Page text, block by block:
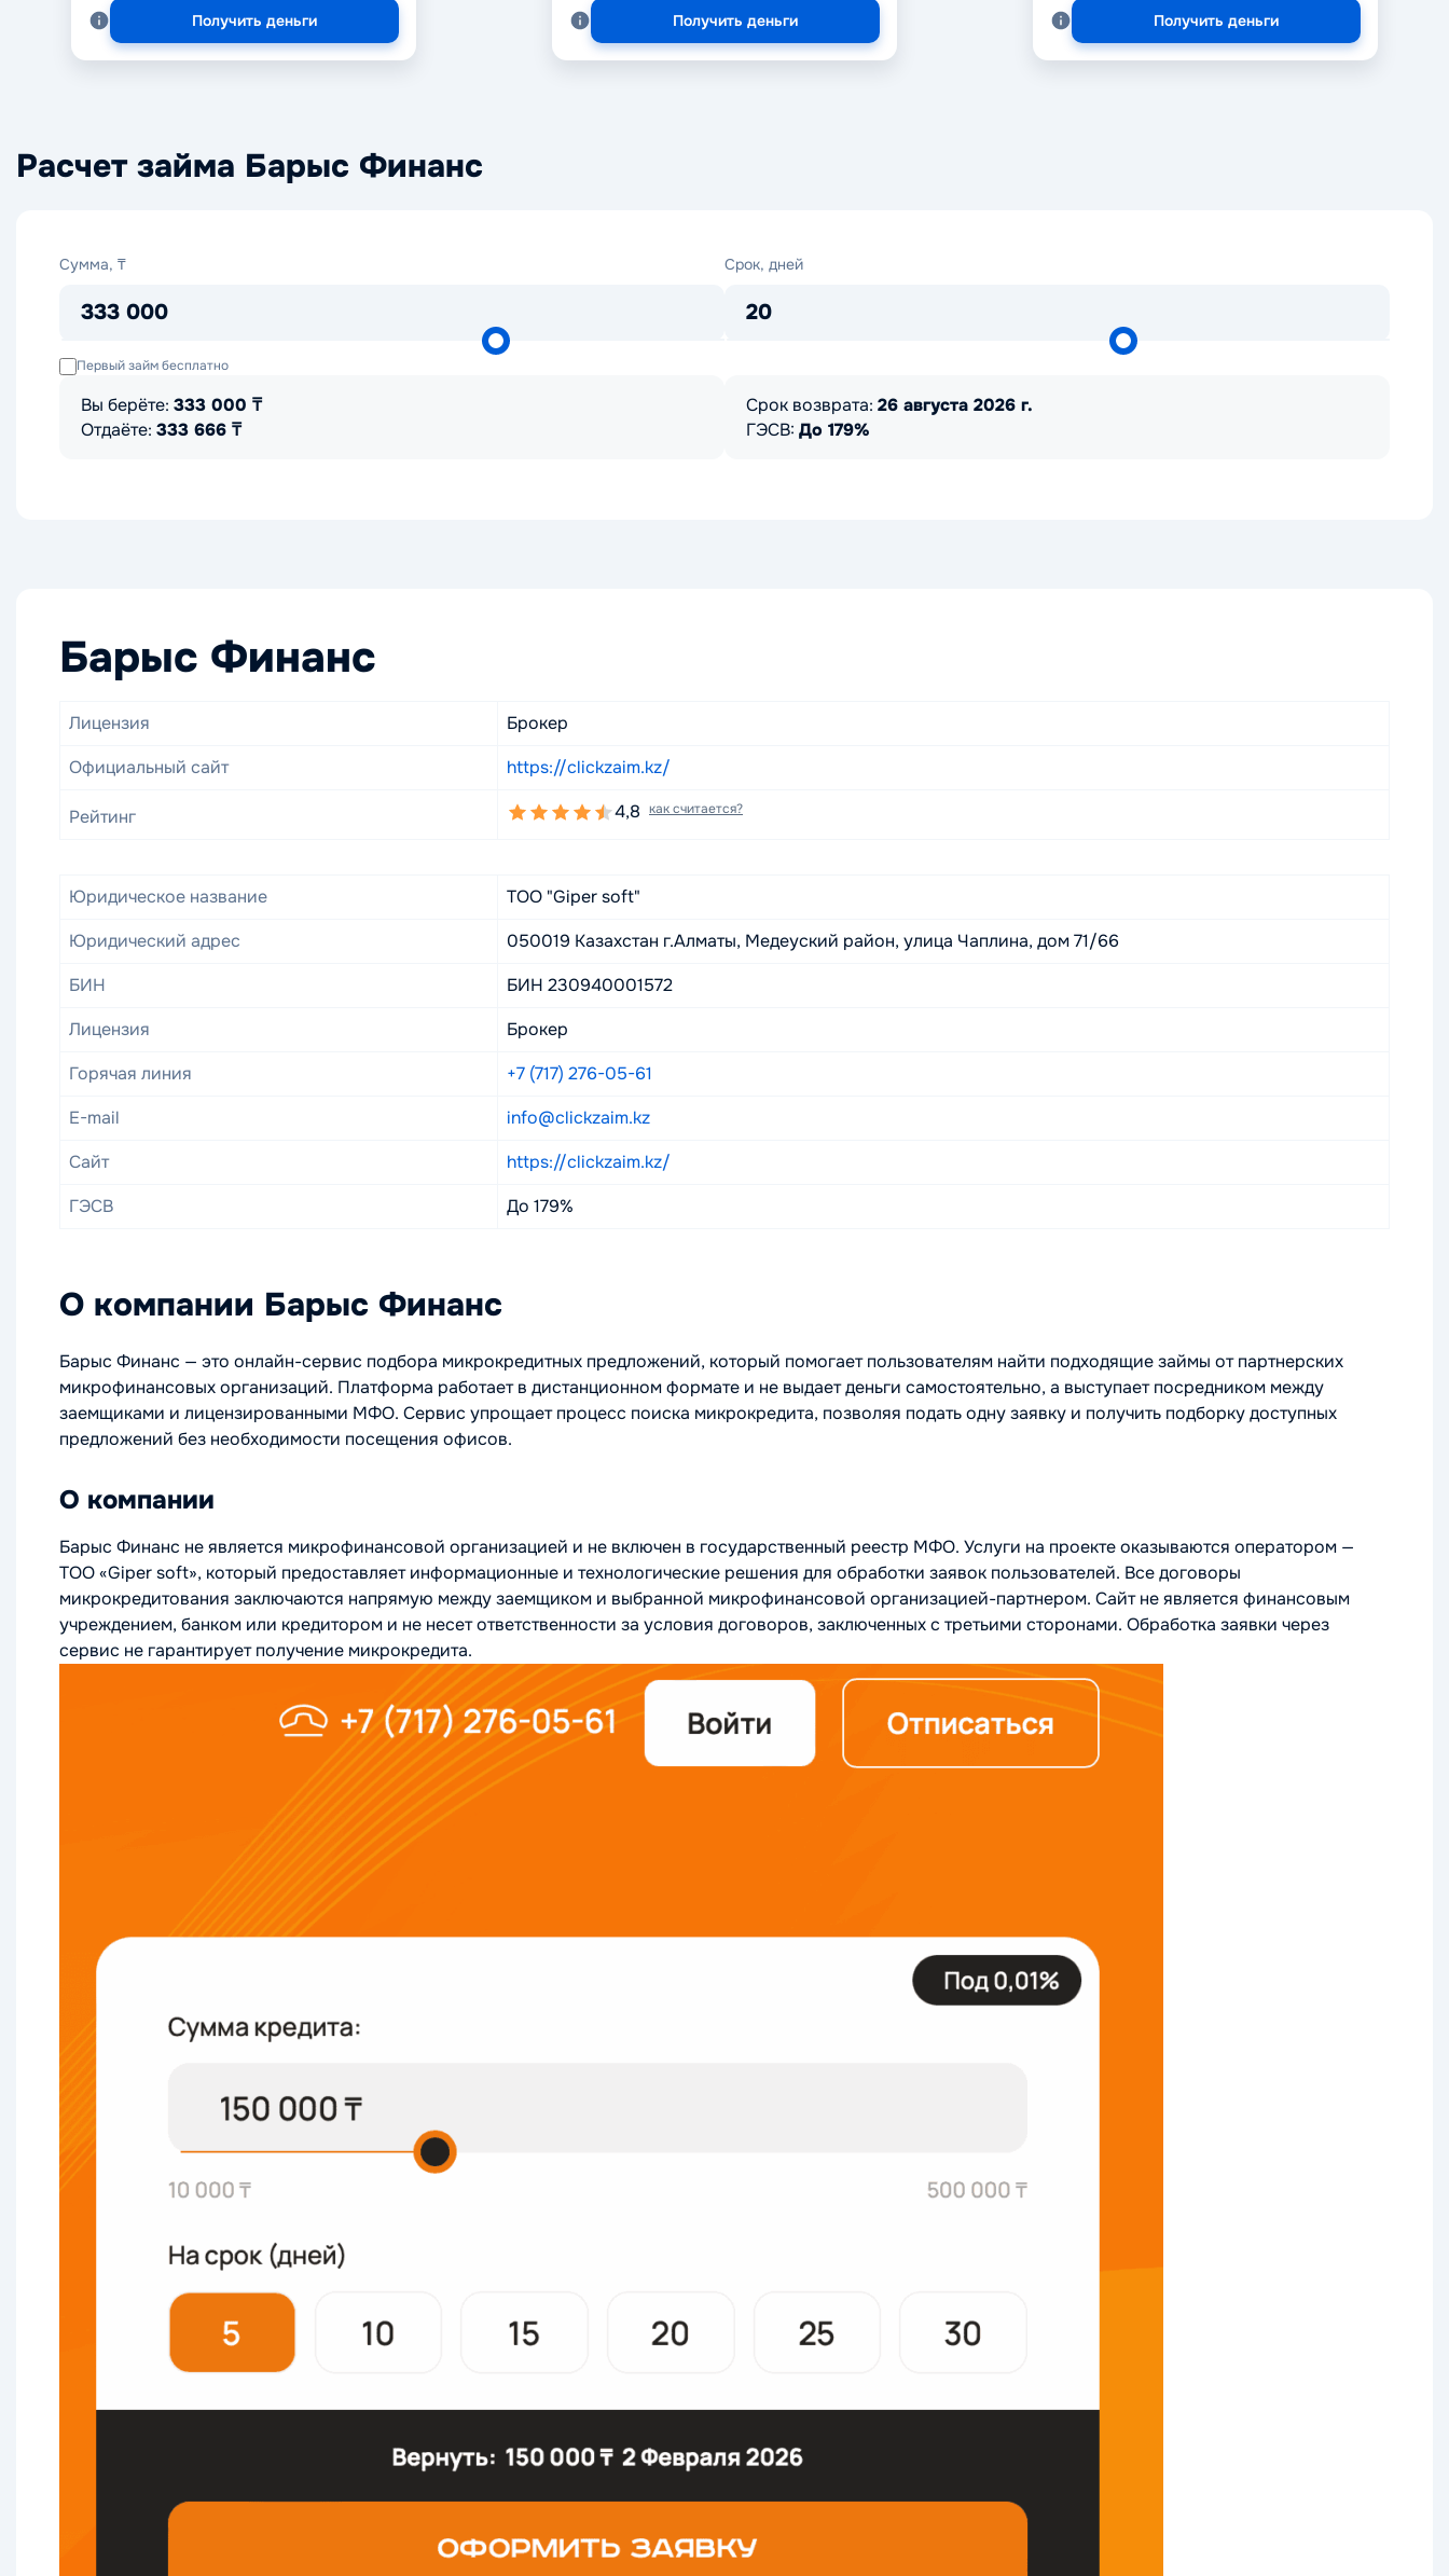
Получить деньги Получить деньги Получить деньги
Расчет займа Барыс Финанс
Сумма, ₸
333 000
Сумма,
Срок, дней
20
Срок,
Первый займ бесплатно
Вы берёте: 333 000 ₸
Отдаёте: 333 666 ₸
Срок возврата: 26 августа 2026 г.
ГЭСВ: До 179%
Барыс Финанс
Лицензия
Брокер
Официальный сайт
https://clickzaim.kz/
Рейтинг 4,8 как считается?
Юридическое название
ТОО "Giper soft"
Юридический адрес
050019 Казахстан г.Алматы, Медеуский район, улица Чаплина, дом 71/66
БИН
БИН 230940001572
Лицензия
Брокер
Горячая линия
+7 (717) 276-05-61
E-mail
info@clickzaim.kz
Сайт
https://clickzaim.kz/
ГЭСВ
До 179%
О компании Барыс Финанс
Барыс Финанс — это онлайн-сервис подбора микрокредитных предложений, который помогает пользователям найти подходящие займы от партнерских
микрофинансовых организаций. Платформа работает в дистанционном формате и не выдает деньги самостоятельно, а выступает посредником между
заемщиками и лицензированными МФО. Сервис упрощает процесс поиска микрокредита, позволяя подать одну заявку и получить подборку доступных
предложений без необходимости посещения офисов.
О компании
Барыс Финанс не является микрофинансовой организацией и не включен в государственный реестр МФО. Услуги на проекте оказываются оператором —
ТОО «Giper soft», который предоставляет информационные и технологические решения для обработки заявок пользователей. Все договоры
микрокредитования заключаются напрямую между заемщиком и выбранной микрофинансовой организацией-партнером. Сайт не является финансовым
учреждением, банком или кредитором и не несет ответственности за условия договоров, заключенных с третьими сторонами. Обработка заявки через
сервис не гарантирует получение микрокредита.